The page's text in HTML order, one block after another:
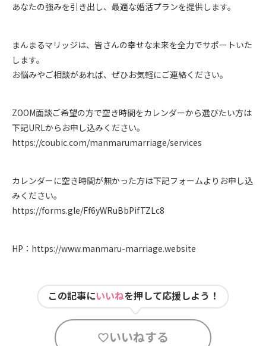
あなたの強みを引き出し、最適な婚活プランを提供します。
まんまるマリッジは、皆さんの幸せな未来を全力でサポートいた
します。
お悩みやご相談があれば、ぜひお気軽にご連絡ください。
ZOOM面談ご希望の方で空き時間をカレンダーから選びたい方は
下記URLからお申し込みください。
https://coubic.com/manmarumarriage/services
カレンダーに空き時間が無かった方は下記フォームよりお申し込
みください。
https://forms.gle/Ff6yWRuBbPifTZLc8
HP： https://www.manmaru-marriage.website
この記事にいいねを押して応援しよう！
いいねする